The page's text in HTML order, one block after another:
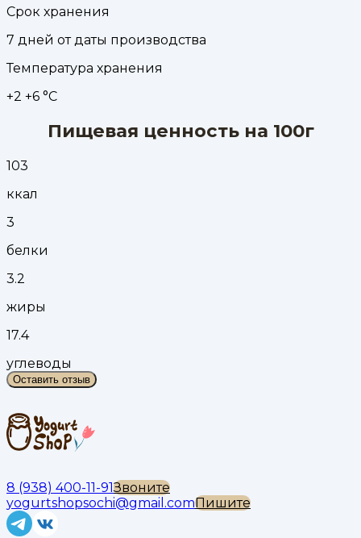
Срок хранения
7 дней от даты производства
Температура хранения
+2 +6 °С
Пищевая ценность на 100г
103
ккал
3
белки
3.2
жиры
17.4
углеводы
Оставить отзыв
8 (938) 400-11-91Звоните
yogurtshopsochi@gmail.comПишите